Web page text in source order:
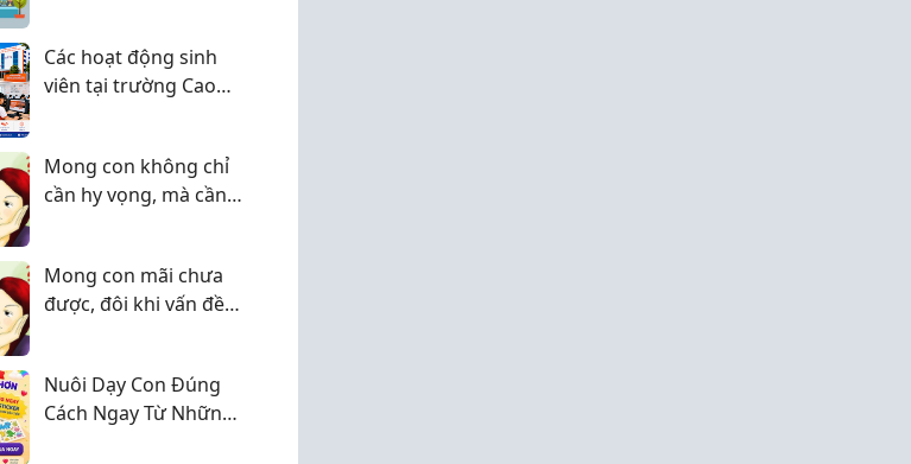
Các hoạt động sinh
viên tại trường Cao
FTC
Mong con không chỉ
cần hy vọng, mà cần
Mong con mãi chưa
được, đôi khi vấn đề
TRÙNG
Nuôi Dạy Con Đúng
Cách Ngay Từ Những